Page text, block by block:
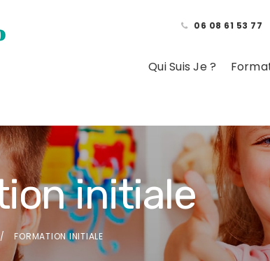
06 08 61 53 77
Qui Suis Je ?
initiale
FORMATION INITIALE